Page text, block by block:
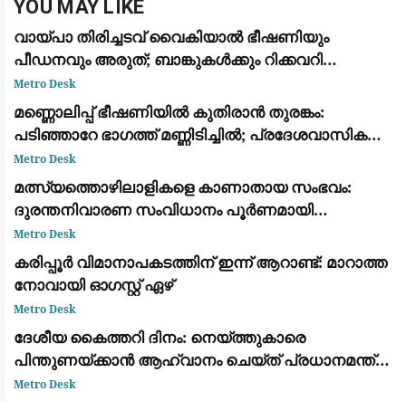
YOU MAY LIKE
വായ്പാ തിരിച്ചടവ് വൈകിയാൽ ഭീഷണിയും
പീഡനവും അരുത്; ബാങ്കുകൾക്കും റിക്കവറി
ഏജൻസികൾക്കും കർശന നിയന്ത്രണങ്ങളുമായി
ആർ.ബി.ഐ
Metro Desk
മണ്ണൊലിപ്പ് ഭീഷണിയിൽ കുതിരാൻ തുരങ്കം:
പടിഞ്ഞാറേ ഭാഗത്ത് മണ്ണിടിച്ചിൽ; പ്രദേശവാസികളും
യാത്രക്കാരും ആശങ്കയിൽ
Metro Desk
മത്സ്യത്തൊഴിലാളികളെ കാണാതായ സംഭവം:
ദുരന്തനിവാരണ സംവിധാനം പൂർണമായി
പരാജയപ്പെട്ടു; കടുത്ത വിമർശനവുമായി ഫാ. യൂജിൻ
പെരേര
Metro Desk
കരിപ്പൂർ വിമാനാപകടത്തിന് ഇന്ന് ആറാണ്ട്: മാറാത്ത
നോവായി ഓഗസ്റ്റ് ഏഴ്
Metro Desk
ദേശീയ കൈത്തറി ദിനം: നെയ്ത്തുകാരെ
പിന്തുണയ്ക്കാൻ ആഹ്വാനം ചെയ്ത് പ്രധാനമന്ത്രി
നരേന്ദ്ര മോദി
Metro Desk